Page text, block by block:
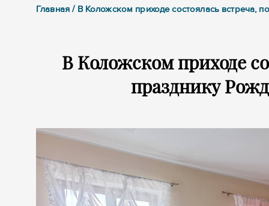
Главная / В Коложском приходе состоялась встреча,
В Коложском приходе
празднику